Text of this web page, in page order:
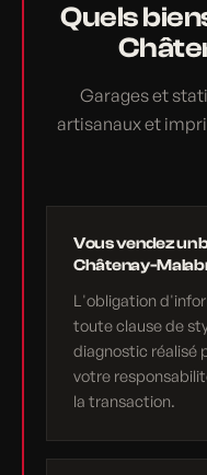
Quels
Garages et
artisanaux et
Vous vendez un
Châtenay-
L'obligation
toute clause de
diagnostic réalisé
votre
la transaction.